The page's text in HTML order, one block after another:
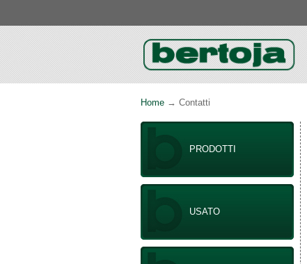
Home → Contatti
PRODOTTI
USATO